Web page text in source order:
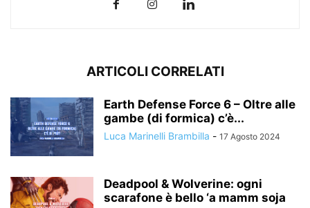
ARTICOLI CORRELATI
Earth Defense Force 6 – Oltre alle
gambe (di formica) c’è...
Luca Marinelli Brambilla - 17 Agosto 2024
Deadpool & Wolverine: ogni
scarafone è bello ‘a mamm soja